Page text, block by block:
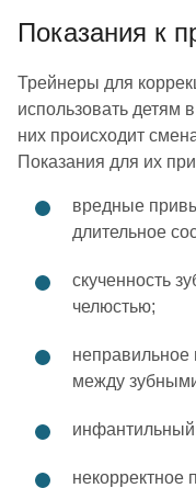
Показания к
Трейнеры для
использовать детям
них происходит
Показания для их
вредные
длительное
скученность
челюстью;
между
инфантильный
некорректное